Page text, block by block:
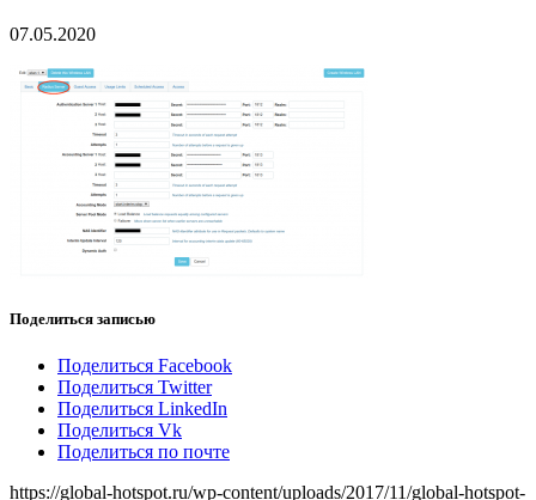
07.05.2020
Поделиться записью
Поделиться Facebook
Поделиться Twitter
Поделиться LinkedIn
Поделиться Vk
Поделиться по почте
https://global-hotspot.ru/wp-content/uploads/2017/11/global-hotspot-